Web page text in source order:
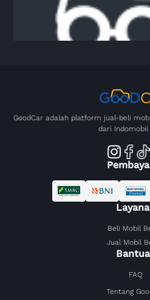
GoodCar adalah platform jual-beli
dari Indomobil
Beli Mobil
Jual Mobil
FAQ
Tentang